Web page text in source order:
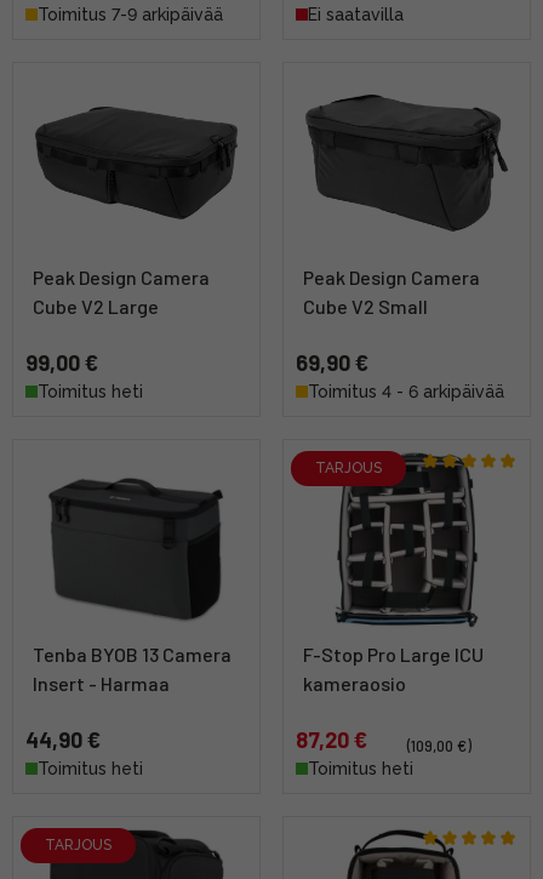
Toimitus 7-9 arkipäivää Ei saatavilla
Peak Design Camera
Cube V2 Large
99,00 €
Toimitus heti
Peak Design Camera
Cube V2 Small
69,90 €
Toimitus 4 - 6 arkipäivää
Tenba BYOB 13 Camera
Insert - Harmaa
44,90 €
Toimitus heti
TARJOUS
F-Stop Pro Large ICU
kameraosio
87,20 €
(109,00 €)
Toimitus heti
TARJOUS